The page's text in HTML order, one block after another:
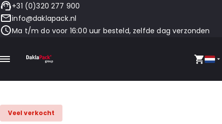
+31 (0)320 277 900
info@daklapack.nl
Ma t/m do voor 16:00 uur besteld, zelfde dag verzonden
Veel verkocht